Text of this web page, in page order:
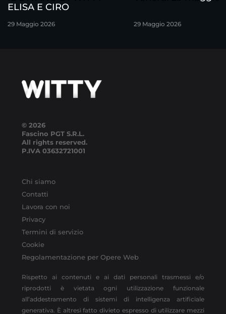
ELISA E CIRO
29 Maggio 2026 29 Maggio 2026
© 2026
Fascino PGT S.R.L.
All rights reserved.
P.IVA 03632721001
Chi siamo
Contatti
Lavora con noi
Privacy
Termini di servizio
Cookie
Regolamentazione per Opere Web
Rispetto ai contenuti e ai dati personali trasmessi e/o
riprodotti è vietata ogni utilizzazione funzionale
all’addestramento di sistemi di intelligenza artificiale
generativa. È altresì fatto divieto espresso di utilizzare mezzi